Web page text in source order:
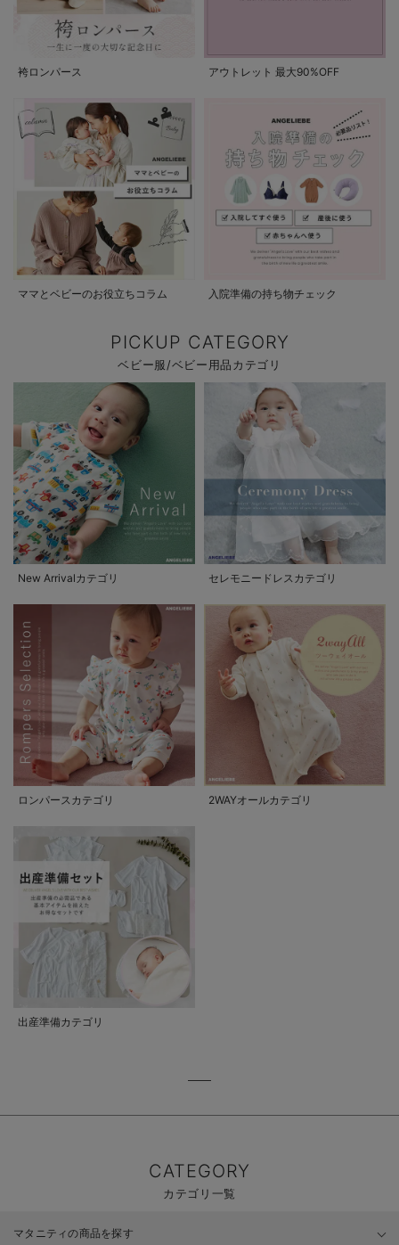
袴ロンパース アウトレット 最大90%OFF
ママとベビーのお役立ちコラム 入院準備の持ち物チェック
PICKUP CATEGORY
ベビー服/ベビー用品カテゴリ
New Arrivalカテゴリ セレモニードレスカテゴリ
ロンパースカテゴリ 2WAYオールカテゴリ
出産準備カテゴリ
CATEGORY
カテゴリ一覧
マタニティの商品を探す